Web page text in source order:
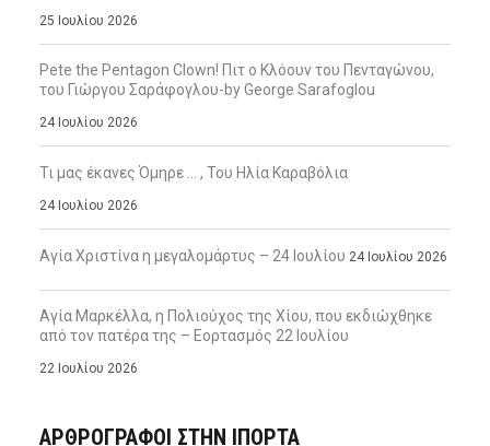
25 Ιουλίου 2026
Pete the Pentagon Clown! Πιτ ο Κλόουν του Πενταγώνου,
του Γιώργου Σαράφογλου-by George Sarafoglou
24 Ιουλίου 2026
Τι μας έκανες Όμηρε … , Του Ηλία Καραβόλια
24 Ιουλίου 2026
Αγία Χριστίνα η μεγαλομάρτυς – 24 Ιουλίου 24 Ιουλίου 2026
Αγία Μαρκέλλα, η Πολιούχος της Χίου, που εκδιώχθηκε
από τον πατέρα της – Εορτασμός 22 Ιουλίου
22 Ιουλίου 2026
ΑΡΘΡΟΓΡΑΦΟΙ ΣΤΗΝ IΠΟΡΤΑ